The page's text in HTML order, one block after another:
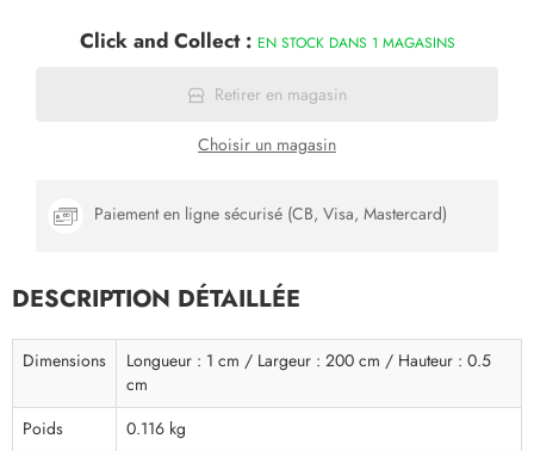
Click and Collect : EN STOCK DANS 1 MAGASINS
Retirer en magasin
Choisir un magasin
Paiement en ligne sécurisé (CB, Visa, Mastercard)
DESCRIPTION DÉTAILLÉE
Dimensions
Longueur : 1 cm / Largeur : 200 cm / Hauteur : 0.5
cm
Poids
0.116 kg